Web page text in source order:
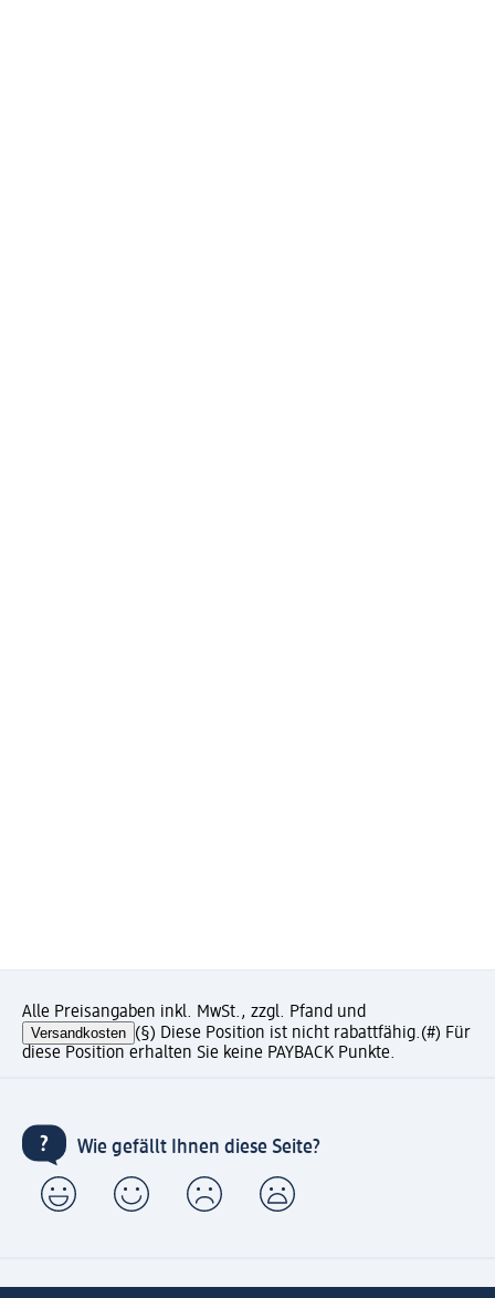
Alle Preisangaben inkl. MwSt., zzgl. Pfand und
Versandkosten (§) Diese Position ist nicht rabattfähig.(#) Für
diese Position erhalten Sie keine PAYBACK Punkte.
Wie gefällt Ihnen diese Seite?